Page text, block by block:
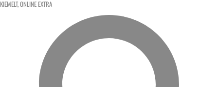
KIEMELT,ONLINE EXTRA